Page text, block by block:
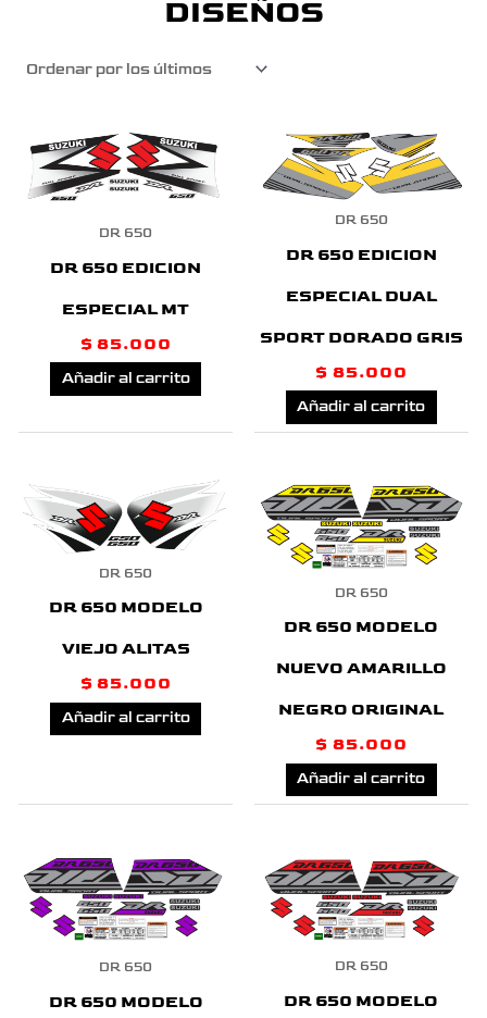
DISEÑOS
DR 650
DR 650 EDICION
ESPECIAL MT
$ 85.000
Añadir al carrito
DR 650
DR 650 EDICION
ESPECIAL DUAL
SPORT DORADO GRIS
$ 85.000
Añadir al carrito
DR 650
DR 650 MODELO
VIEJO ALITAS
$ 85.000
Añadir al carrito
DR 650
DR 650 MODELO
NUEVO AMARILLO
NEGRO ORIGINAL
$ 85.000
Añadir al carrito
DR 650
DR 650 MODELO
DR 650
DR 650 MODELO